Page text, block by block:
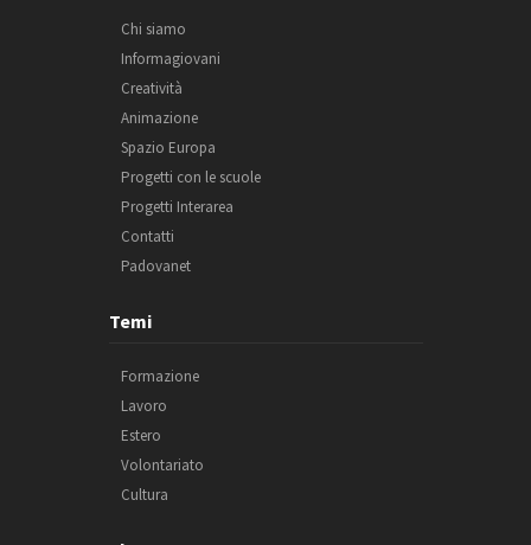
Chi siamo
Informagiovani
Creatività
Animazione
Spazio Europa
Progetti con le scuole
Progetti Interarea
Contatti
Padovanet
Temi
Formazione
Lavoro
Estero
Volontariato
Cultura